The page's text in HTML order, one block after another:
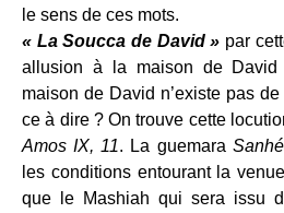
le sens de ces mots.
« La Soucca de David » par
allusion à la maison de
maison de David n’existe pas
ce à dire ? On trouve cette
Amos IX, 11. La guemara
les conditions entourant la
que le Mashiah qui sera issu